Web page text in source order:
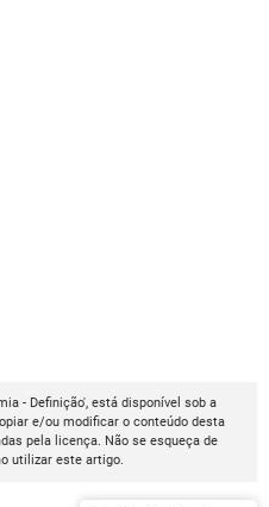
- Definição', está disponível sob a
e/ou modificar o conteúdo desta
pela licença. Não se esqueça de
utilizar este artigo.